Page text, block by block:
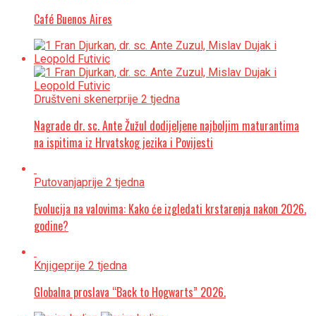
Café Buenos Aires
Društveni skenerprije 2 tjedna
Nagrade dr. sc. Ante Žužul dodijeljene najboljim maturantima
na ispitima iz Hrvatskog jezika i Povijesti
Putovanjaprije 2 tjedna
Evolucija na valovima: Kako će izgledati krstarenja nakon 2026.
godine?
Knjigeprije 2 tjedna
Globalna proslava “Back to Hogwarts” 2026.